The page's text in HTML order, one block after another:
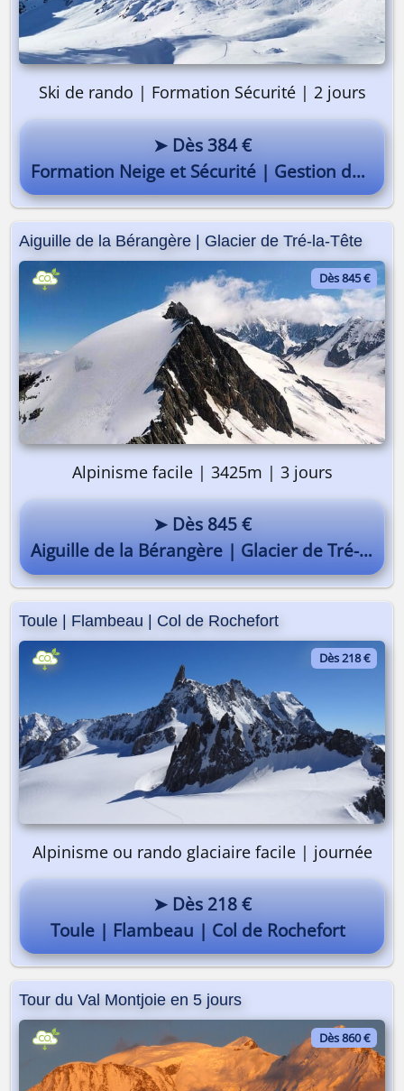
Guides Alta-Via 😎
Ski de rando | Formation Sécurité | 2 jours
➤ Dès 384 €
Formation Neige et Sécurité | Gestion du risque
Aiguille de la Bérangère | Glacier de Tré-la-Tête
Dès 845 €
Alpinisme facile | 3425m | 3 jours
➤ Dès 845 €
Aiguille de la Bérangère | Glacier de Tré-la-Tête
Toule | Flambeau | Col de Rochefort
Dès 218 €
Alpinisme ou rando glaciaire facile | journée
➤ Dès 218 €
Toule | Flambeau | Col de Rochefort
Tour du Val Montjoie en 5 jours
Dès 860 €